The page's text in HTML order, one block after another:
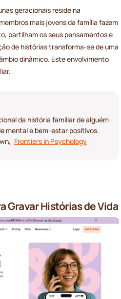
geracionais reside na
mais jovens da família fazem
partilham os seus pensamentos e
de histórias transforma-se de uma
dinâmico. Este envolvimento
da história familiar de alguém
mental e bem-estar positivos.
Frontiers in Psychology
Gravar Histórias de Vida